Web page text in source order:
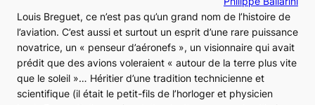
Louis Breguet, ce n’est pas qu’un grand nom de l’histoire de
l’aviation. C’est aussi et surtout un esprit d’une rare puissance
novatrice, un « penseur d’aéronefs », un visionnaire qui avait
prédit que des avions voleraient « autour de la terre plus vite
que le soleil »… Héritier d’une tradition technicienne et
scientifique (il était le petit-fils de l’horloger et physicien